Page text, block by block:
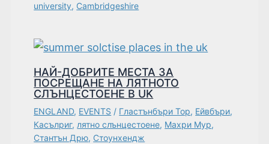
university, Cambridgeshire
НАЙ-ДОБРИТЕ МЕСТА ЗА
ПОСРЕЩАНЕ НА ЛЯТНОТО
СЛЪНЦЕСТОЕНЕ В UK
ENGLAND, EVENTS / Гластънбъри Тор, Ейвбъри,
Касълриг, лятно слънцестоене, Махри Мур,
Стантън Дрю, Стоунхендж